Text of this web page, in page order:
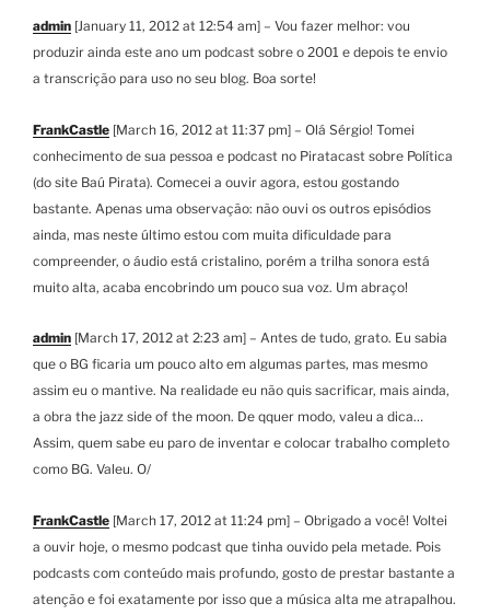
admin [January 11, 2012 at 12:54 am] – Vou fazer melhor: vou
produzir ainda este ano um podcast sobre o 2001 e depois te envio
a transcrição para uso no seu blog. Boa sorte!
FrankCastle [March 16, 2012 at 11:37 pm] – Olá Sérgio! Tomei
conhecimento de sua pessoa e podcast no Piratacast sobre Política
(do site Baú Pirata). Comecei a ouvir agora, estou gostando
bastante. Apenas uma observação: não ouvi os outros episódios
ainda, mas neste último estou com muita dificuldade para
compreender, o áudio está cristalino, porém a trilha sonora está
muito alta, acaba encobrindo um pouco sua voz. Um abraço!
admin [March 17, 2012 at 2:23 am] – Antes de tudo, grato. Eu sabia
que o BG ficaria um pouco alto em algumas partes, mas mesmo
assim eu o mantive. Na realidade eu não quis sacrificar, mais ainda,
a obra the jazz side of the moon. De qquer modo, valeu a dica…
Assim, quem sabe eu paro de inventar e colocar trabalho completo
como BG. Valeu. O/
FrankCastle [March 17, 2012 at 11:24 pm] – Obrigado a você! Voltei
a ouvir hoje, o mesmo podcast que tinha ouvido pela metade. Pois
podcasts com conteúdo mais profundo, gosto de prestar bastante a
atenção e foi exatamente por isso que a música alta me atrapalhou.